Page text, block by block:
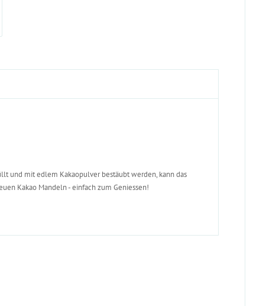
und mit edlem Kakaopulver bestäubt werden, kann das
Kakao Mandeln - einfach zum Geniessen!